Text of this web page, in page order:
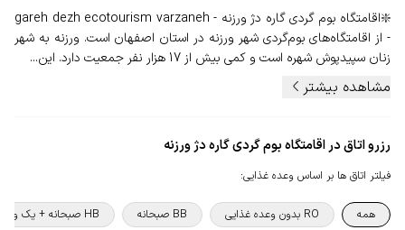
❇️اقامتگاه بوم گردی گاره دژ ورزنه - gareh dezh ecotourism varzaneh
- از اقامتگاه‌های بوم‌گردی شهر ورزنه در استان اصفهان است. ورزنه به شهر
زنان سپیدپوش شهره است و کمی بیش از 17 هزار نفر جمعیت دارد. این...
مشاهده بیشتر
رزرو اتاق در اقامتگاه بوم گردی گاره دژ ورزنه
فیلتر اتاق ها بر اساس وعده غذایی:
همه RO بدون وعده غذایی BB صبحانه HB صبحانه + یک وعده غذا